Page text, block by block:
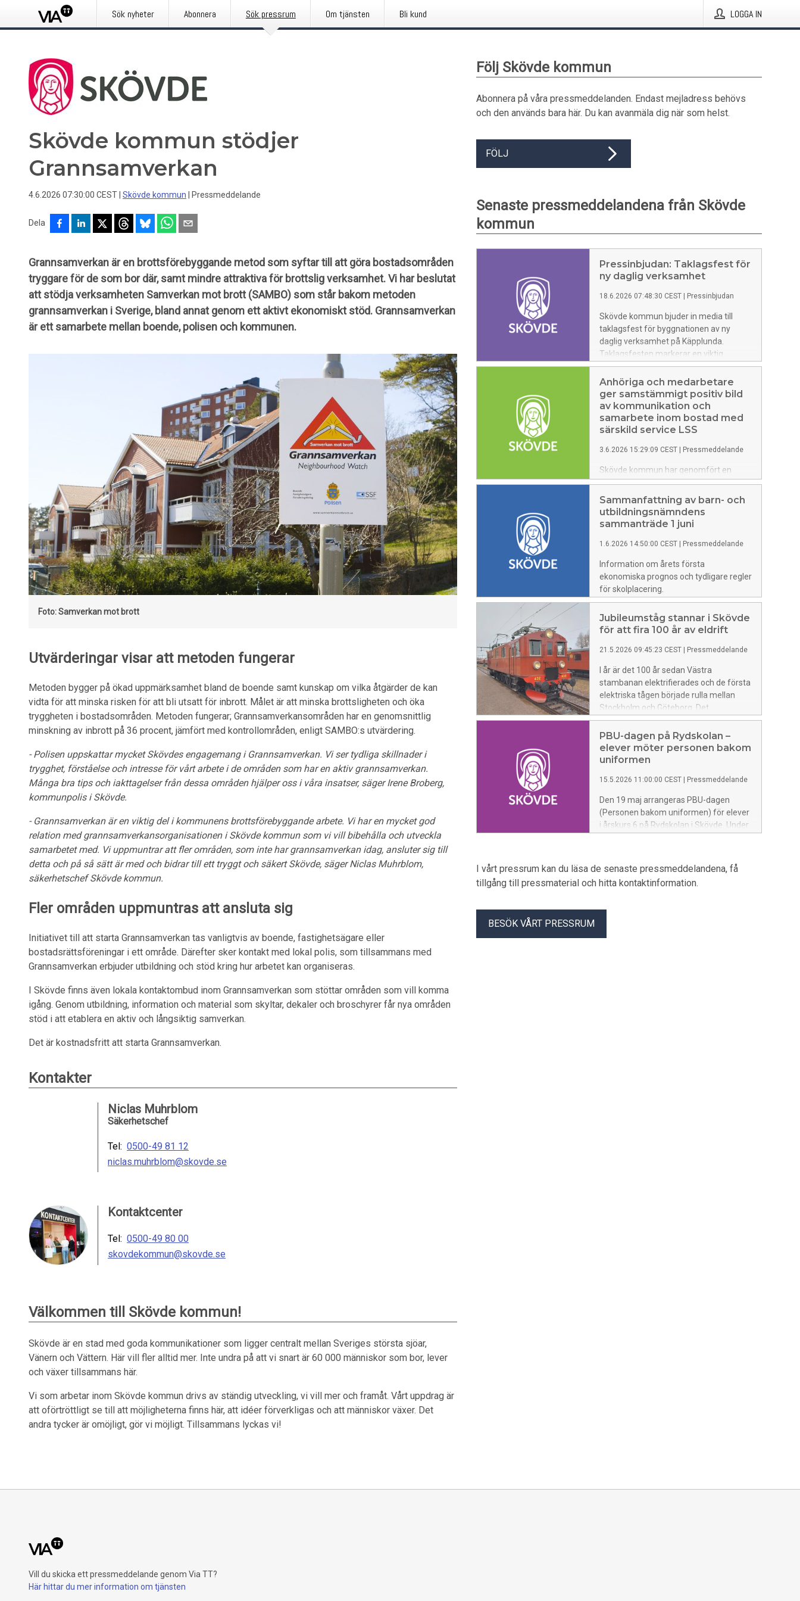
Sök nyheter Abonnera Sök pressrum Om tjänsten Bli kund LOGGA IN
Skövde kommun stödjer
Grannsamverkan
4.6.2026 07:30:00 CEST Skövde kommun Pressmeddelande
Dela
Grannsamverkan är en brottsförebyggande metod som syftar till att göra bostadsområden
tryggare för de som bor där, samt mindre attraktiva för brottslig verksamhet. Vi har beslutat
att stödja verksamheten Samverkan mot brott (SAMBO) som står bakom metoden
grannsamverkan i Sverige, bland annat genom ett aktivt ekonomiskt stöd. Grannsamverkan
är ett samarbete mellan boende, polisen och kommunen.
Foto: Samverkan mot brott
Utvärderingar visar att metoden fungerar
Metoden bygger på ökad uppmärksamhet bland de boende samt kunskap om vilka åtgärder de kan
vidta för att minska risken för att bli utsatt för inbrott. Målet är att minska brottsligheten och öka
tryggheten i bostadsområden. Metoden fungerar; Grannsamverkansområden har en genomsnittlig
minskning av inbrott på 36 procent, jämfört med kontrollområden, enligt SAMBO:s utvärdering.
- Polisen uppskattar mycket Skövdes engagemang i Grannsamverkan. Vi ser tydliga skillnader i
trygghet, förståelse och intresse för vårt arbete i de områden som har en aktiv grannsamverkan.
Många bra tips och iakttagelser från dessa områden hjälper oss i våra insatser, säger Irene Broberg,
kommunpolis i Skövde.
- Grannsamverkan är en viktig del i kommunens brottsförebyggande arbete. Vi har en mycket god
relation med grannsamverkansorganisationen i Skövde kommun som vi vill bibehålla och utveckla
samarbetet med. Vi uppmuntrar att fler områden, som inte har grannsamverkan idag, ansluter sig till
detta och på så sätt är med och bidrar till ett tryggt och säkert Skövde, säger Niclas Muhrblom,
säkerhetschef Skövde kommun.
Fler områden uppmuntras att ansluta sig
Initiativet till att starta Grannsamverkan tas vanligtvis av boende, fastighetsägare eller
bostadsrättsföreningar i ett område. Därefter sker kontakt med lokal polis, som tillsammans med
Grannsamverkan erbjuder utbildning och stöd kring hur arbetet kan organiseras.
I Skövde finns även lokala kontaktombud inom Grannsamverkan som stöttar områden som vill komma
igång. Genom utbildning, information och material som skyltar, dekaler och broschyrer får nya områden
stöd i att etablera en aktiv och långsiktig samverkan.
Det är kostnadsfritt att starta Grannsamverkan.
Kontakter
Niclas Muhrblom
Säkerhetschef
Tel: 0500-49 81 12
niclas.muhrblom@skovde.se
Kontaktcenter
Tel: 0500-49 80 00
skovdekommun@skovde.se
Välkommen till Skövde kommun!
Skövde är en stad med goda kommunikationer som ligger centralt mellan Sveriges största sjöar,
Vänern och Vättern. Här vill fler alltid mer. Inte undra på att vi snart är 60 000 människor som bor, lever
och växer tillsammans här.
Vi som arbetar inom Skövde kommun drivs av ständig utveckling, vi vill mer och framåt. Vårt uppdrag är
att oförtröttligt se till att möjligheterna finns här, att idéer förverkligas och att människor växer. Det
andra tycker är omöjligt, gör vi möjligt. Tillsammans lyckas vi!
Följ Skövde kommun
Abonnera på våra pressmeddelanden. Endast mejladress behövs
och den används bara här. Du kan avanmäla dig när som helst.
FÖLJ
Senaste pressmeddelandena från Skövde
kommun
Pressinbjudan: Taklagsfest för
ny daglig verksamhet
18.6.2026 07:48:30 CEST Pressinbjudan
Skövde kommun bjuder in media till
taklagsfest för byggnationen av ny
daglig verksamhet på Käpplunda.
Taklagsfesten markerar en viktig
milstolpe i byggprojektet, byggnadens
stomme är färdig och taket är till stor del
på plats.
Anhöriga och medarbetare
ger samstämmigt positiv bild
av kommunikation och
samarbete inom bostad med
särskild service LSS
3.6.2026 15:29:09 CEST Pressmeddelande
Skövde kommun har genomfört en
enkätundersökning bland anhöriga och
medarbetare inom bostad med särskild
service (LSS), med fokus på
kommunikation, bemötande och
och 128 medarbetare, vilket ger ett brett
Sammanfattning av barn- och
utbildningsnämndens
sammanträde 1 juni
1.6.2026 14:50:00 CEST Pressmeddelande
Information om årets första
ekonomiska prognos och tydligare regler
för skolplacering.
Jubileumståg stannar i Skövde
för att fira 100 år av eldrift
21.5.2026 09:45:23 CEST Pressmeddelande
I år är det 100 år sedan Västra
stambanan elektrifierades och de första
elektriska tågen började rulla mellan
Stockholm och Göteborg. Det
uppmärksammas med ett unikt
jubileumståg från Järnvägsmuseet i
Gävle, som gör utvalda stopp längs den
historiska sträckan – bland annat i
Skövde kommun och Next Skövde in till
ett kort firande vid stationen. Det blir tal,
musik och möjlighet att ta del av en
viktig del av svensk järnvägshistoria på
nära håll.
PBU-dagen på Rydskolan –
elever möter personen bakom
uniformen
15.5.2026 11:00:00 CEST Pressmeddelande
Den 19 maj arrangeras PBU-dagen
(Personen bakom uniformen) för elever
i årskurs 6 på Rydskolan i Skövde. Under
och människorna bakom uniformerna.
I vårt pressrum kan du läsa de senaste pressmeddelandena, få
tillgång till pressmaterial och hitta kontaktinformation.
BESÖK VÅRT PRESSRUM
Vill du skicka ett pressmeddelande genom Via TT?
Här hittar du mer information om tjänsten